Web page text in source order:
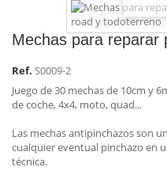
Mechas para reparar
Ref. S0009-2
Juego de 30 mechas de 10cm y
de coche, 4x4, moto, quad...
Las mechas antipinchazos son
cualquier eventual pinchazo en
técnica.